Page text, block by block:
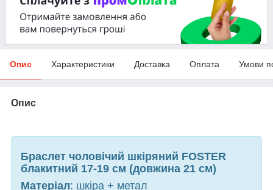
Опис Характеристики Доставка Оплата Умови
Опис
Браслет чоловічий шкіряний FOSTER
блакитний 17-19 см (довжина 21 см)
Матеріал: шкіра + метал